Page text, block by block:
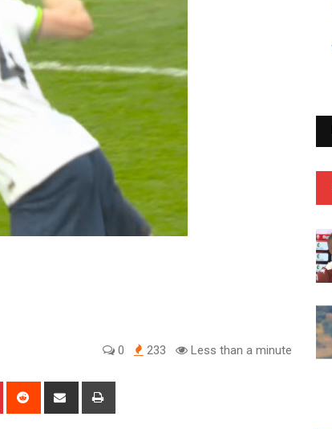
0 233 Less than a minute
Pinterest Reddit
Share